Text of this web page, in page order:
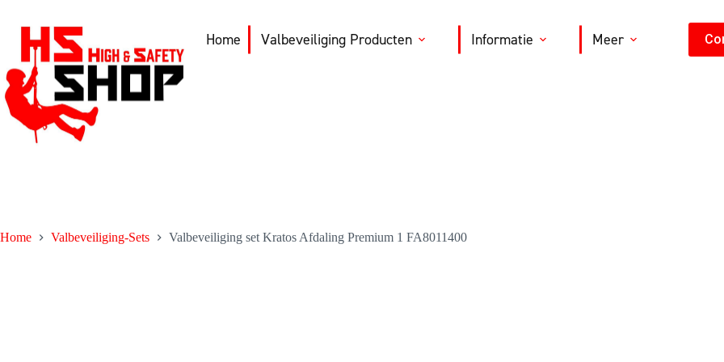
inhoud
Home Valbeveiliging Producten Informatie Meer
Home Valbeveiliging-Sets Valbeveiliging set Kratos Afdaling Premium 1 FA8011400